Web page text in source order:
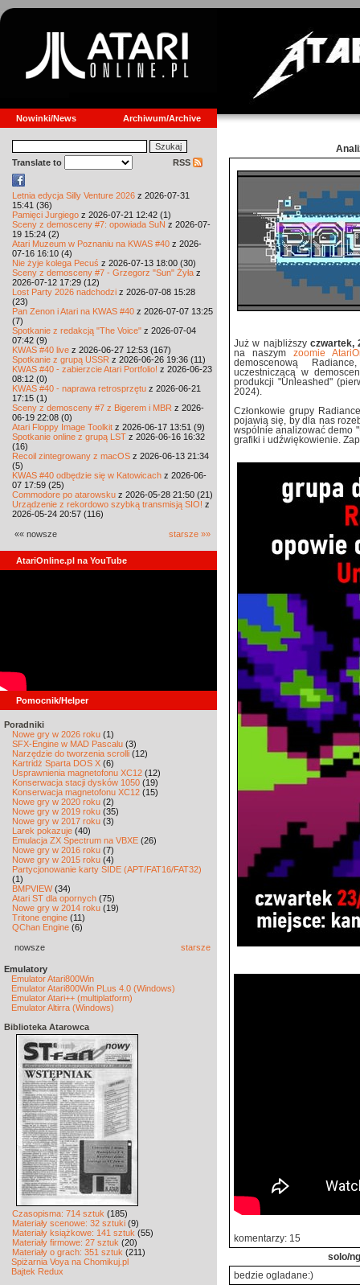
Nowinki/News Archiwum/Archive
Translate to RSS
Letnia edycja Silly Venture 2026 z 2026-07-31
15:41 (36)
Pamięci Jurgiego z 2026-07-21 12:42 (1)
Sceny z demosceny #7: opowiada SuN z 2026-07-
19 15:24 (2)
Atari Muzeum w Poznaniu na KWAS #40 z 2026-
07-16 16:10 (4)
Nie żyje kolega Pecuś z 2026-07-13 18:00 (30)
Sceny z demosceny #7 - Grzegorz "Sun" Żyła z
2026-07-12 17:29 (12)
Lost Party 2026 nadchodzi z 2026-07-08 15:28
(23)
Pan Zenon i Atari na KWAS #40 z 2026-07-07 13:25
(7)
Spotkanie z redakcją "The Voice" z 2026-07-04
07:42 (9)
KWAS #40 live z 2026-06-27 12:53 (167)
Spotkanie z grupą USSR z 2026-06-26 19:36 (11)
KWAS #40 - zabierzcie Atari Portfolio! z 2026-06-23
08:12 (0)
KWAS #40 - naprawa retrosprzętu z 2026-06-21
17:15 (1)
Sceny z demosceny #7 z Bigerem i MBR z 2026-
06-19 22:08 (0)
Atari Floppy Image Toolkit z 2026-06-17 13:51 (9)
Spotkanie online z grupą LST z 2026-06-16 16:32
(16)
Recoil zintegrowany z macOS z 2026-06-13 21:34
(5)
KWAS #40 odbędzie się w Katowicach z 2026-06-
07 17:59 (25)
Commodore po atarowsku z 2026-05-28 21:50 (21)
Urządzenie z rekordowo szybką transmisją SIO! z
2026-05-24 20:57 (116)
«« nowsze starsze »»
AtariOnline.pl na YouTube
Pomocnik/Helper
Poradniki
Nowe gry w 2026 roku (1)
SFX-Engine w MAD Pascalu (3)
Narzędzie do tworzenia scrolli (12)
Kartridż Sparta DOS X (6)
Usprawnienia magnetofonu XC12 (12)
Konserwacja stacji dysków 1050 (19)
Konserwacja magnetofonu XC12 (15)
Nowe gry w 2020 roku (2)
Nowe gry w 2019 roku (35)
Nowe gry w 2017 roku (3)
Larek pokazuje (40)
Emulacja ZX Spectrum na VBXE (26)
Nowe gry w 2016 roku (7)
Nowe gry w 2015 roku (4)
Partycjonowanie karty SIDE (APT/FAT16/FAT32)
(1)
BMPVIEW(34)
Atari ST dla opornych (75)
Nowe gry w 2014 roku (19)
Tritone engine (11)
QChan Engine (6)
nowsze starsze
Emulatory
Emulator Atari800Win
Emulator Atari800Win PLus 4.0 (Windows)
Emulator Atari++ (multiplatform)
Emulator Altirra (Windows)
Biblioteka Atarowca
Czasopisma: 714 sztuk (185)
Materiały scenowe: 32 sztuki (9)
Materiały książkowe: 141 sztuk (55)
Materiały firmowe: 27 sztuk (20)
Materiały o grach: 351 sztuk (211)
Spiżarnia Voya na Chomikuj.pl
Bajtek Redux
Już w najbliższy czwartek,
na naszymzoomie
demoscenową
uczestniczącą w
produkcji "Unleashed"
2024).
Członkowie grupy
pojawią się, by dla nas
wspólnie analizować demo
grafiki i udźwiękowienie.
komentarzy: 15
solo/ng
bedzie ogladane:)